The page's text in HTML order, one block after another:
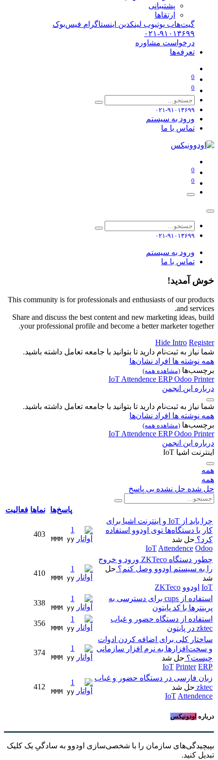
پشتیبانی
ارتقاها
گیت‌هاب یوتیوب لینکدین اینستاگرام فیس‌بوک
۰۲۱-۹۱۰۱۳۶۹۹
درخواست مشاوره
تعرفه‌ها
0
0
۰۲۱-۹۱۰۱۳۶۹۹
ورود به سیستم
تماس با ما
0
0
۰۲۱-۹۱۰۱۳۶۹۹
ورود به سیستم
تماس با ما
خوش آمدید!
This community is for professionals and enthusiasts of our products
and services.
Share and discuss the best content and new marketing ideas, build
your professional profile and become a better marketer together.
Hide Intro Register
شما نیاز به ثبت‌نام دارید تا بتوانید با جامعه تعامل داشته باشید.
همه نوشته ها افراد نشان‌ها
برچسب‌ها (مشاهده همه)
IoT Attendence ERPOdoo Printer
درباره این انجمن
شما نیاز به ثبت‌نام دارید تا بتوانید با جامعه تعامل داشته باشید.
همه نوشته ها افراد نشان‌ها
برچسب‌ها (مشاهده همه)
IoT Attendence ERPOdoo Printer
درباره این انجمن
اینترنت اشیا IoT
همه
همه
حل شده حل نشده بی پاسخ
پاسخ‌ها نماها فعالیت
چرا باید از IoT و اینترنت اشیا برای
کار با دستگاه‌ها توی اودوو استفاده
کرد؟ حل شد
IoT Attendence Odoo
1
MMM yy
403
چطور دستگاه ZKTeco ورود و خروج
را به سیستم اودوو وصل کنم؟ حل
شد
IoT اودوو ZKTeco
1
MMM yy
410
استفاده از cups برای دسترسی به
پرینترها با کد پایتون
1
MMM yy
338
استفاده از دستگاه حضور و غیاب
zktec در پایتون
1
MMM yy
356
ساختار کلی برای اضافه کردن ادوات
و سخت‌افزارها به نرم افزار سازمانی
چیست؟ حل شد
IoT Printer ERP
1
MMM yy
374
زبان فارسی در دستگاه حضور و غیاب
zktec حل شد
IoT Attendence
1
MMM yy
412
درباره اودونیکس
بپیچیدگی‌های سازمان را با شخصی‌سازی اودوو به سادگیِ یک کلیک
تبدیل کنید.